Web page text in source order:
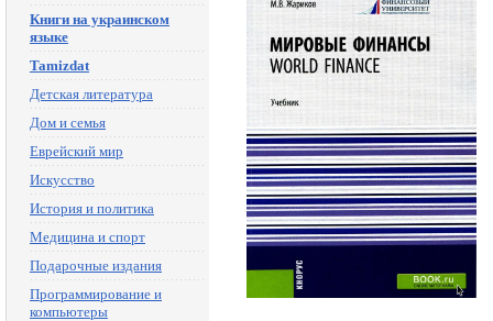
Книги на украинском
языке
Tamizdat
Детская литература
Дом и семья
Еврейский мир
Искусство
История и политика
Медицина и спорт
Подарочные издания
Программирование и
компьютеры